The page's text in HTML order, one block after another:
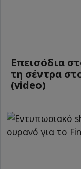
Επεισόδια
τη σέντρα
(video)